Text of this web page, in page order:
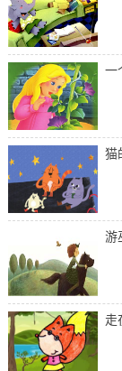
一
猫
游
走